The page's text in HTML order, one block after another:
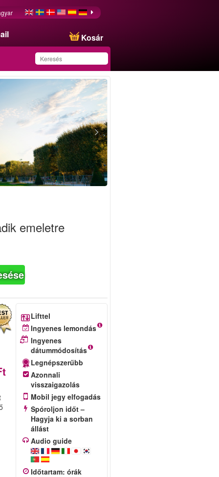
Kosár
Ezt az ajánlatot
sikeresen mentette a
kedvencei közé!
emeletre
Lifttel
Ingyenes lemondás
Ingyenes
dátummódosítás
Legnépszerűbb
Azonnali
visszaigazolás
Mobil jegy elfogadás
Spóroljon időt –
Hagyja ki a sorban
állást
Audio guide
Időtartam: órák